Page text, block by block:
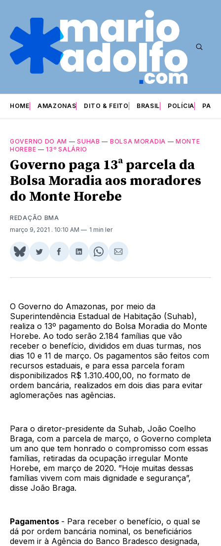
HOME AMAZONAS DITO & FEITO BRASIL POLÍCIA
GOVERNO DO AM —SUHAB — BOLSA MORADIA —MONTE
HOREBE —13º SALÁRIO
Governo paga 13ª parcela da
Bolsa Moradia aos moradores
do Monte Horebe
REDAÇÃO BMA
março 9, 2021 . 10:10 AM 1 min ler
Share
BlueSky
Compartilhar
Twitter
Compartilhar
Facebook
Compartilhar
LinkedIn
Share
WhatsApp
Compartilhar
Email
O Governo do Amazonas, por meio da
Superintendência Estadual de Habitação (Suhab),
realiza o 13º pagamento do Bolsa Moradia do Monte
Horebe. Ao todo serão 2.184 famílias que vão
receber o benefício, divididos em duas turmas, nos
dias 10 e 11 de março. Os pagamentos são feitos com
recursos estaduais, e para essa parcela foram
disponibilizados R$ 1.310.400,00, no formato de
ordem bancária, realizados em dois dias para evitar
aglomerações nas agências.
Para o diretor-presidente da Suhab, João Coelho
Braga, com a parcela de março, o Governo completa
um ano que tem honrado o compromisso com essas
famílias, retiradas da ocupação irregular Monte
Horebe, em março de 2020. ”Hoje muitas dessas
famílias vivem com mais dignidade e segurança”,
disse João Braga.
Pagamentos - Para receber o benefício, o qual se
dá por ordem bancária nominal, os beneficiários
devem ir à Agência do Banco Bradesco designada,